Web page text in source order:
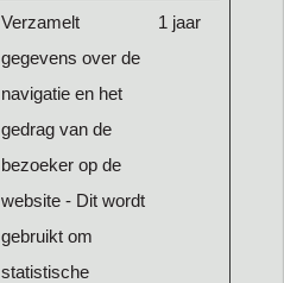
Verzamelt
gegevens over de
navigatie en het
gedrag van de
bezoeker op de
website - Dit wordt
gebruikt om
statistische
1 jaar